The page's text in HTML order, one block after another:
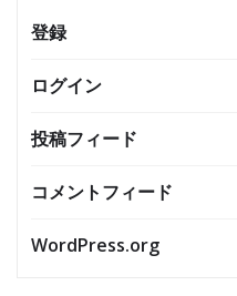
登録
ログイン
投稿フィード
コメントフィード
WordPress.org